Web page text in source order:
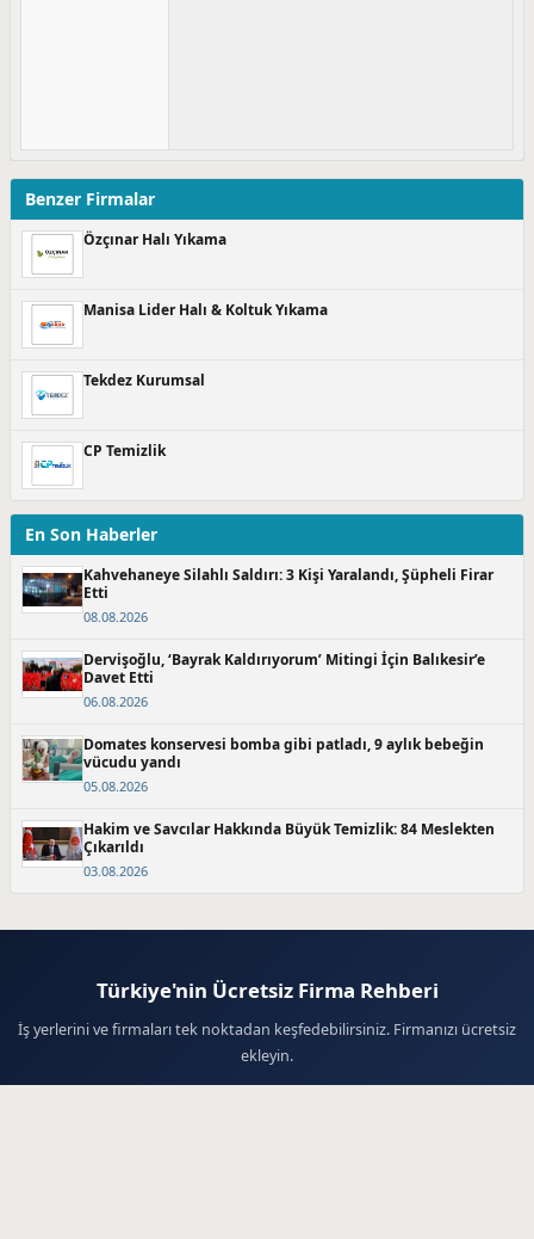
Benzer Firmalar
Özçınar Halı Yıkama
Manisa Lider Halı & Koltuk Yıkama
Tekdez Kurumsal
CP Temizlik
En Son Haberler
Kahvehaneye Silahlı Saldırı: 3 Kişi Yaralandı, Şüpheli Firar
Etti
08.08.2026
Dervişoğlu, ‘Bayrak Kaldırıyorum’ Mitingi İçin Balıkesir’e
Davet Etti
06.08.2026
Domates konservesi bomba gibi patladı, 9 aylık bebeğin
vücudu yandı
05.08.2026
Hakim ve Savcılar Hakkında Büyük Temizlik: 84 Meslekten
Çıkarıldı
03.08.2026
Türkiye'nin Ücretsiz Firma Rehberi
İş yerlerini ve firmaları tek noktadan keşfedebilirsiniz. Firmanızı ücretsiz
ekleyin.